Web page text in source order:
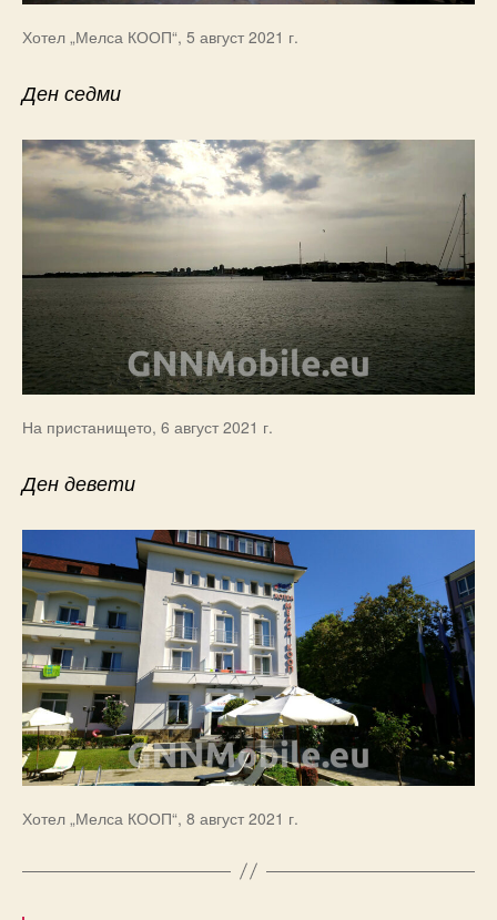
Хотел „Мелса КООП“, 5 август 2021 г.
Ден седми
На пристанището, 6 август 2021 г.
Ден девети
Хотел „Мелса КООП“, 8 август 2021 г.